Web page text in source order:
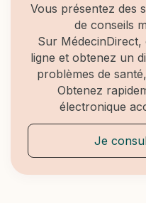
Vous présentez des
de conseils
Sur
ligne et obtenez un
problèmes de
Obtenez
électronique
Je